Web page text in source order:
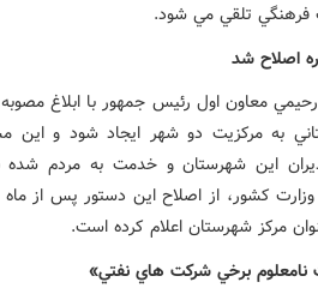
فرهنگي تلقي مي شود.
اصلاح شد
معاون اول رئيس جمهور با ابلاغ مصوبه
به مرکزيت دو شهر ايجاد شود و اين
اين شهرستان و خدمت به مردم شده
وزارت کشور، از اصلاح اين دستور پس از ماه
مرکز شهرستان اعلام کرده است.
نامعلوم برخي شرکت هاي نفتي»